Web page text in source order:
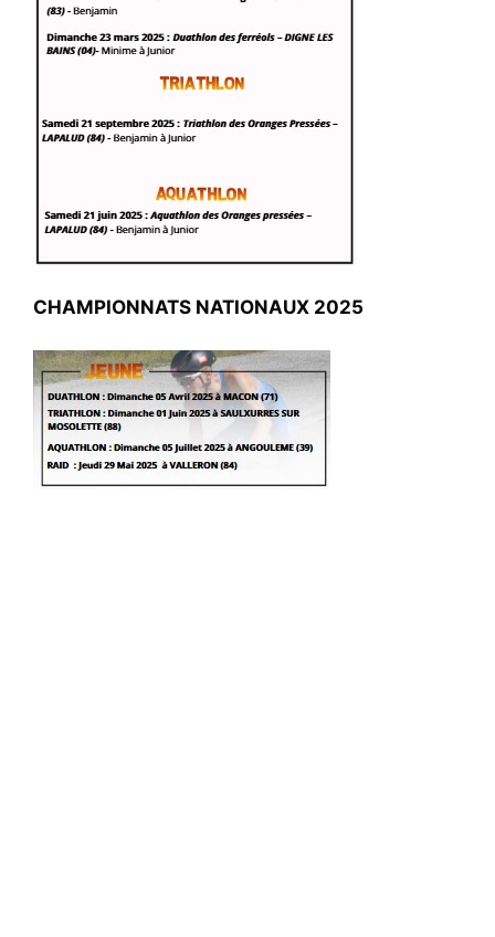
CHAMPIONNATS NATIONAUX 2025